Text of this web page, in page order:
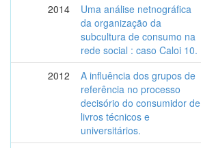
2014
Uma análise netnográfica
da organização da
subcultura de consumo na
rede social : caso Caloi 10.
2012
A influência dos grupos de
referência no processo
decisório do consumidor de
livros técnicos e
universitários.